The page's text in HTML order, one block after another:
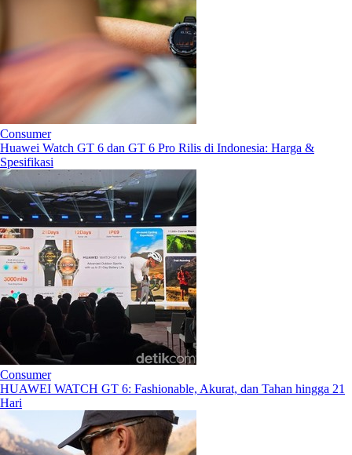
Consumer
Huawei Watch GT 6 dan GT 6 Pro Rilis di Indonesia: Harga &
Spesifikasi
Consumer
HUAWEI WATCH GT 6: Fashionable, Akurat, dan Tahan hingga 21
Hari